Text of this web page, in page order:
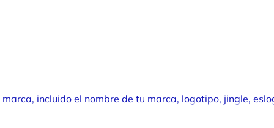
incluido el nombre de tu marca, logotipo, jingle,